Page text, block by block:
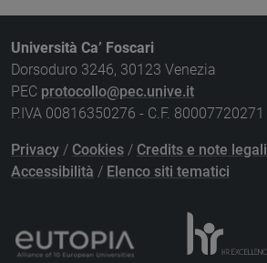
Università Ca’ Foscari
Dorsoduro 3246, 30123 Venezia
PEC protocollo@pec.unive.it
P.IVA 00816350276 - C.F. 80007720271
Privacy / Cookies / Credits e note legali
Accessibilità / Elenco siti tematici